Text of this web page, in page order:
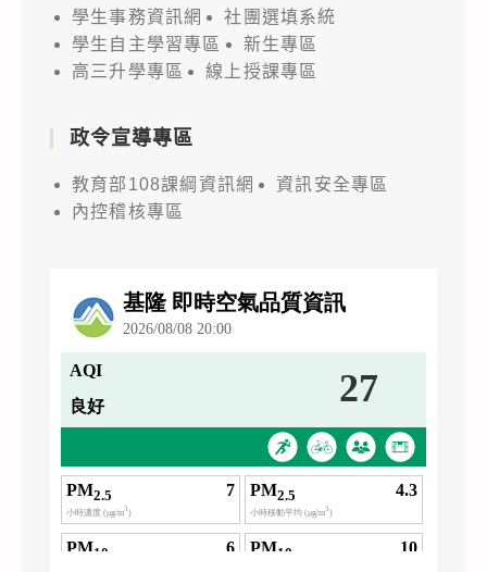
學生事務資訊網
社團選填系統
學生自主學習專區
新生專區
高三升學專區
線上授課專區
政令宣導專區
教育部108課綱資訊網
資訊安全專區
內控稽核專區